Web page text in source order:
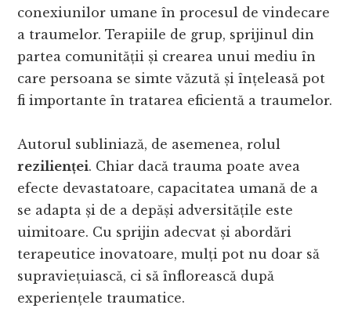
conexiunilor umane în procesul de vindecare
a traumelor. Terapiile de grup, sprijinul din
partea comunității și crearea unui mediu în
care persoana se simte văzută și înțeleasă pot
fi importante în tratarea eficientă a traumelor.
Autorul subliniază, de asemenea, rolul
rezilienței. Chiar dacă trauma poate avea
efecte devastatoare, capacitatea umană de a
se adapta și de a depăși adversitățile este
uimitoare. Cu sprijin adecvat și abordări
terapeutice inovatoare, mulți pot nu doar să
supraviețuiască, ci să înflorească după
experiențele traumatice.